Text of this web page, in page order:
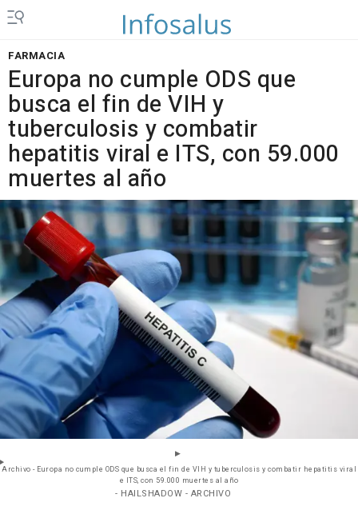
FARMACIA
Europa no cumple ODS que
busca el fin de VIH y
tuberculosis y combatir
hepatitis viral e ITS, con 59.000
muertes al año
Archivo - Europa no cumple ODS que busca el fin de VIH y tuberculosis y combatir hepatitis viral
e ITS, con 59.000 muertes al año
- HAILSHADOW - ARCHIVO